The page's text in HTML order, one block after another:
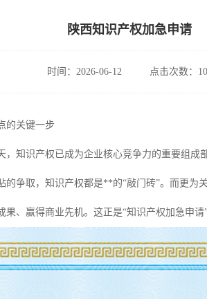
陕西知识产权加急申请
时间：2026-06-12 点击次数：
的关键一步
知识产权已成为企业核心竞争力的重要组成
的争取，知识产权都是**的“敲门砖”。而更为
、赢得商业先机。这正是“知识产权加急申请